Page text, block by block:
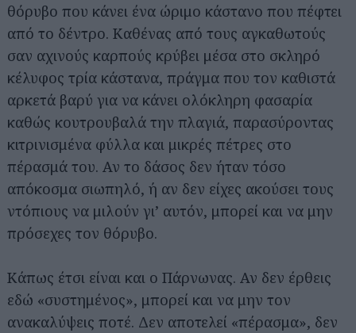
θόρυβο που κάνει ένα ώριμο κάστανο που πέφτει
από το δέντρο. Καθένας από τους αγκαθωτούς
σαν αχινούς καρπούς κρύβει μέσα στο σκληρό
κέλυφος τρία κάστανα, πράγμα που τον καθιστά
αρκετά βαρύ για να κάνει ολόκληρη φασαρία
καθώς κουτρουβαλά την πλαγιά, παρασύροντας
κιτρινισμένα φύλλα και μικρές πέτρες στο
πέρασμά του. Αν το δάσος δεν ήταν τόσο
απόκοσμα σιωπηλό, ή αν δεν είχες ακούσει τους
ντόπιους να μιλούν γι’ αυτόν, μπορεί και να μην
πρόσεχες τον θόρυβο.
Κάπως έτσι είναι και ο Πάρνωνας. Αν δεν έρθεις
εδώ «συστημένος», μπορεί και να μην τον
ανακαλύψεις ποτέ. Δεν αποτελεί «πέρασμα», δεν